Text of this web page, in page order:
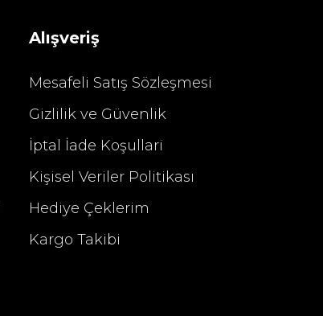
Alışveriş
Mesafeli Satış Sözleşmesi
Gizlilik ve Güvenlik
İptal İade Koşullari
Kişisel Veriler Politikası
Hediye Çeklerim
Kargo Takibi